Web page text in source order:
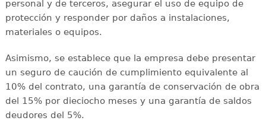
personal y de terceros, asegurar el uso de equipo de
protección y responder por daños a instalaciones,
materiales o equipos.
Asimismo, se establece que la empresa debe presentar
un seguro de caución de cumplimiento equivalente al
10% del contrato, una garantía de conservación de obra
del 15% por dieciocho meses y una garantía de saldos
deudores del 5%.